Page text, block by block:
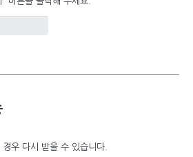
우 다시 받을 수 있습니다.